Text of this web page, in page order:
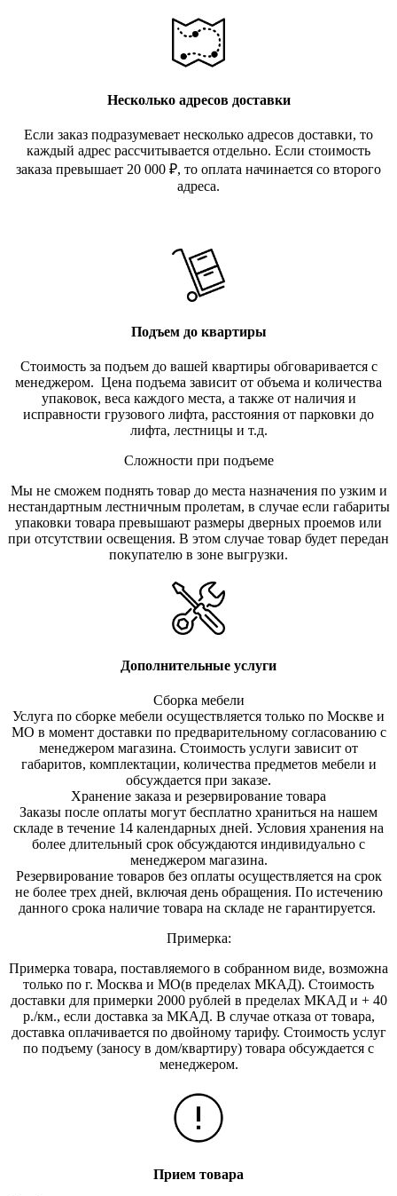
Несколько адресов доставки
Если заказ подразумевает несколько адресов доставки, то
каждый адрес рассчитывается отдельно. Если стоимость
заказа превышает 20 000 ₽, то оплата начинается со второго
адреса.
Подъем до квартиры
Стоимость за подъем до вашей квартиры обговаривается с
менеджером. Цена подъема зависит от объема и количества
упаковок, веса каждого места, а также от наличия и
исправности грузового лифта, расстояния от парковки до
лифта, лестницы и т.д.
Сложности при подъеме
Мы не сможем поднять товар до места назначения по узким и
нестандартным лестничным пролетам, в случае если габариты
упаковки товара превышают размеры дверных проемов или
при отсутствии освещения. В этом случае товар будет передан
покупателю в зоне выгрузки.
Дополнительные услуги
Сборка мебели
Услуга по сборке мебели осуществляется только по Москве и
МО в момент доставки по предварительному согласованию с
менеджером магазина. Стоимость услуги зависит от
габаритов, комплектации, количества предметов мебели и
обсуждается при заказе.
Хранение заказа и резервирование товара
Заказы после оплаты могут бесплатно храниться на нашем
складе в течение 14 календарных дней. Условия хранения на
более длительный срок обсуждаются индивидуально с
менеджером магазина.
Резервирование товаров без оплаты осуществляется на срок
не более трех дней, включая день обращения. По истечению
данного срока наличие товара на складе не гарантируется.
Примерка:
Примерка товара, поставляемого в собранном виде, возможна
только по г. Москва и МО(в пределах МКАД). Стоимость
доставки для примерки 2000 рублей в пределах МКАД и + 40
р./км., если доставка за МКАД. В случае отказа от товара,
доставка оплачивается по двойному тарифу. Стоимость услуг
по подъему (заносу в дом/квартиру) товара обсуждается с
менеджером.
Прием товара